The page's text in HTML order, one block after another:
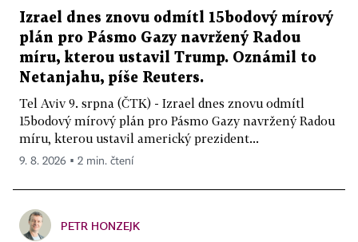
Izrael dnes znovu odmítl 15bodový mírový
plán pro Pásmo Gazy navržený Radou
míru, kterou ustavil Trump. Oznámil to
Netanjahu, píše Reuters.
Tel Aviv 9. srpna (ČTK) - Izrael dnes znovu odmítl
15bodový mírový plán pro Pásmo Gazy navržený Radou
míru, kterou ustavil americký prezident...
9. 8. 2026 ▪ 2 min. čtení
PETR HONZEJK